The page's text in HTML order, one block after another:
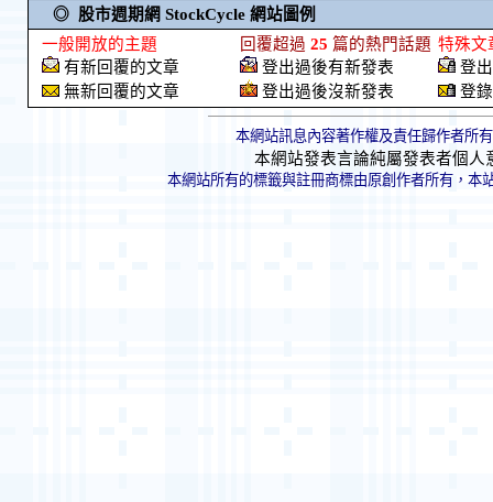
◎ 股市週期網 StockCycle 網站圖例
一般開放的主題
回覆超過 25 篇的熱門話題 特殊文
有新回覆的文章
登出過後有新發表
登
無新回覆的文章
登出過後沒新發表 登
本網站訊息內容著作權及責任歸作者所
本網站發表言論純屬發表者個人
本網站所有的標籤與註冊商標由原創作者所有，本